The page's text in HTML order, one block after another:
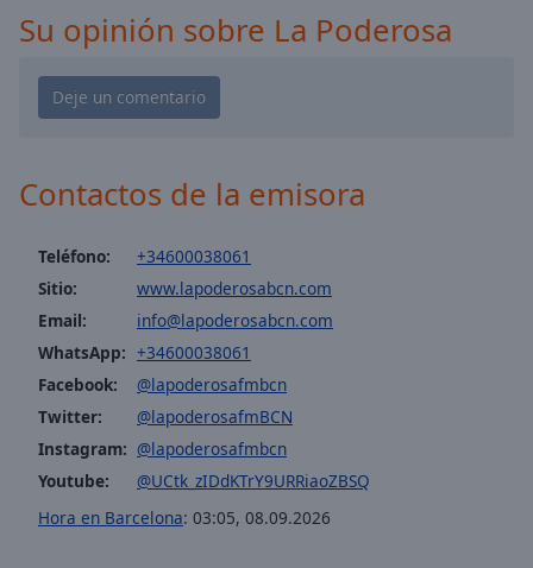
will
cancel
Text
Opacity
Background
Color
Opacity
Su opinión sobre La Poderosa
Contactos de la emisora
Teléfono:
+34600038061
Sitio:
www.lapoderosabcn.com
Email:
info@lapoderosabcn.com
WhatsApp: +34600038061
Facebook:
@lapoderosafmbcn
Twitter:
@lapoderosafmBCN
Instagram: @lapoderosafmbcn
Youtube:
@UCtk_zIDdKTrY9URRiaoZBSQ
Hora en Barcelona: 03:05, 08.09.2026